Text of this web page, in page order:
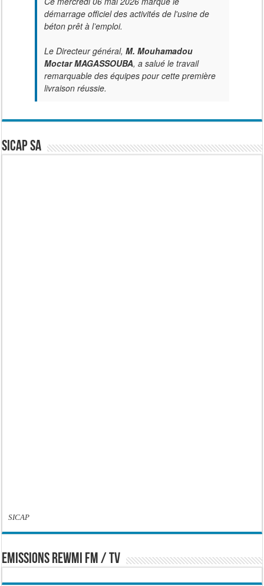
démarrage officiel des activités de l'usine de
béton prêt à l’emploi.
Le Directeur général, M. Mouhamadou
Moctar MAGASSOUBA, a salué le travail
remarquable des équipes pour cette première
livraison réussie.
SICAP SA
SICAP
EMISSIONS REWMI FM / TV